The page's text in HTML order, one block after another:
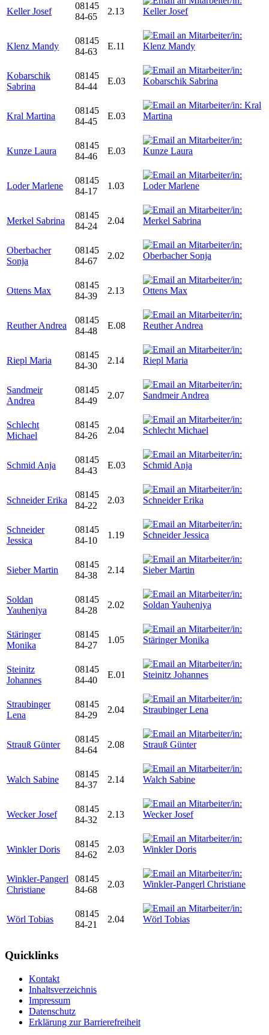
Keller Josef
08145
84-65
2.13
Klenz Mandy
08145
84-63
E.11
Kobarschik
Sabrina
08145
84-44
E.03
Kral Martina
08145
84-45
E.03
Kunze Laura
08145
84-46
E.03
Loder Marlene
08145
84-17
1.03
Merkel Sabrina
08145
84-24
2.04
Oberbacher
Sonja
08145
84-67
2.02
Ottens Max
08145
84-39
2.13
Reuther Andrea
08145
84-48
E.08
Riepl Maria
08145
84-30
2.14
Sandmeir
Andrea
08145
84-49
2.07
Schlecht
Michael
08145
84-26
2.04
Schmid Anja
08145
84-43
E.03
Schneider Erika
08145
84-22
2.03
Schneider
Jessica
08145
84-10
1.19
Sieber Martin
08145
84-38
2.14
Soldan
Yauheniya
08145
84-28
2.02
Stäringer
Monika
08145
84-27
1.05
Steinitz
Johannes
08145
84-40
E.01
Straubinger
Lena
08145
84-29
2.04
Strauß Günter
08145
84-64
2.08
Walch Sabine
08145
84-37
2.14
Wecker Josef
08145
84-32
2.13
Winkler Doris
08145
84-62
2.03
Winkler-Pangerl
Christiane
08145
84-68
2.03
Wörl Tobias
08145
84-21
2.04
Quicklinks
Kontakt
Inhaltsverzeichnis
Impressum
Datenschutz
Erklärung zur Barrierefreiheit